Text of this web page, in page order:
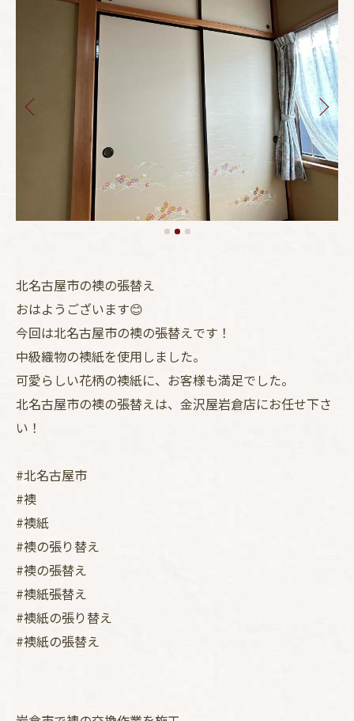
北名古屋市の襖の張替え
おはようございます😊
今回は北名古屋市の襖の張替えです！
中級織物の襖紙を使用しました。
可愛らしい花柄の襖紙に、お客様も満足でした。
北名古屋市の襖の張替えは、金沢屋岩倉店にお任せ下さ
い！
#北名古屋市
#襖
#襖紙
#襖の張り替え
#襖の張替え
#襖紙張替え
#襖紙の張り替え
#襖紙の張替え